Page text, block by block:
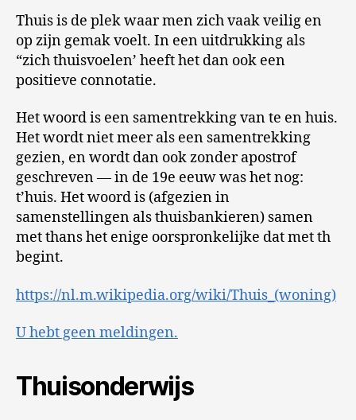
Thuis is de plek waar men zich vaak veilig en
op zijn gemak voelt. In een uitdrukking als
“zich thuisvoelen’ heeft het dan ook een
positieve connotatie.
Het woord is een samentrekking van te en huis.
Het wordt niet meer als een samentrekking
gezien, en wordt dan ook zonder apostrof
geschreven — in de 19e eeuw was het nog:
t’huis. Het woord is (afgezien in
samenstellingen als thuisbankieren) samen
met thans het enige oorspronkelijke dat met th
begint.
https://nl.m.wikipedia.org/wiki/Thuis_(woning)
U hebt geen meldingen.
Thuisonderwijs